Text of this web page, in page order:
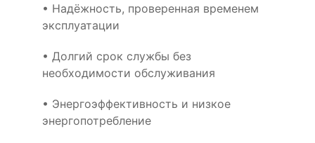
• Надёжность, проверенная временем
эксплуатации
• Долгий срок службы без
необходимости обслуживания
• Энергоэффективность и низкое
энергопотребление